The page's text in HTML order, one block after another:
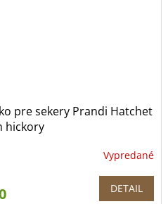
pre sekery Prandi Hatchet
hickory
Vypredané
DETAIL